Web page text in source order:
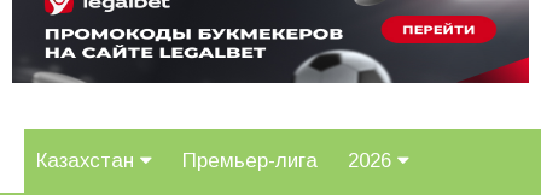
Казахстан Премьер-лига 2026